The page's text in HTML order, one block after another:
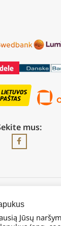
mus:
saugomos |
Jūsų